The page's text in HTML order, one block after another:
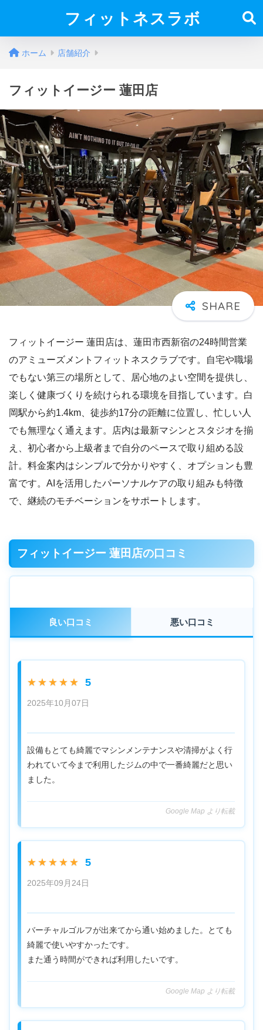
フィットネスラボ
ホーム 店舗紹介
フィットイージー 蓮田店
フィットイージー 蓮田店は、蓮田市西新宿の24時間営業
のアミューズメントフィットネスクラブです。自宅や職場
でもない第三の場所として、居心地のよい空間を提供し、
楽しく健康づくりを続けられる環境を目指しています。白
岡駅から約1.4km、徒歩約17分の距離に位置し、忙しい人
でも無理なく通えます。店内は最新マシンとスタジオを揃
え、初心者から上級者まで自分のペースで取り組める設
計。料金案内はシンプルで分かりやすく、オプションも豊
富です。AIを活用したパーソナルケアの取り組みも特徴
で、継続のモチベーションをサポートします。
フィットイージー 蓮田店の口コミ
良い口コミ 悪い口コミ
★★★★★ 5
2025年10月07日
設備もとても綺麗でマシンメンテナンスや清掃がよく行
われていて今まで利用したジムの中で一番綺麗だと思い
ました。
Google Map より転載
★★★★★ 5
2025年09月24日
バーチャルゴルフが出来てから通い始めました。とても
綺麗で使いやすかったです。
また通う時間ができれば利用したいです。
Google Map より転載